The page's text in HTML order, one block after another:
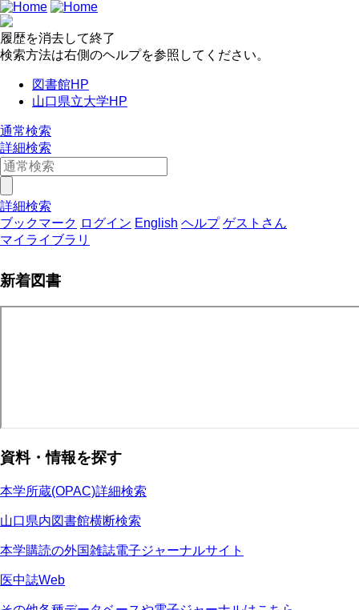
履歴を消去して終了
検索方法は右側のヘルプを参照してください。
図書館HP
山口県立大学HP
通常検索
詳細検索
詳細検索
ブックマーク ログイン English ヘルプ ゲストさん
マイライブラリ
新着図書
資料・情報を探す
本学所蔵(OPAC)詳細検索
山口県内図書館横断検索
本学購読の外国雑誌電子ジャーナルサイト
医中誌Web